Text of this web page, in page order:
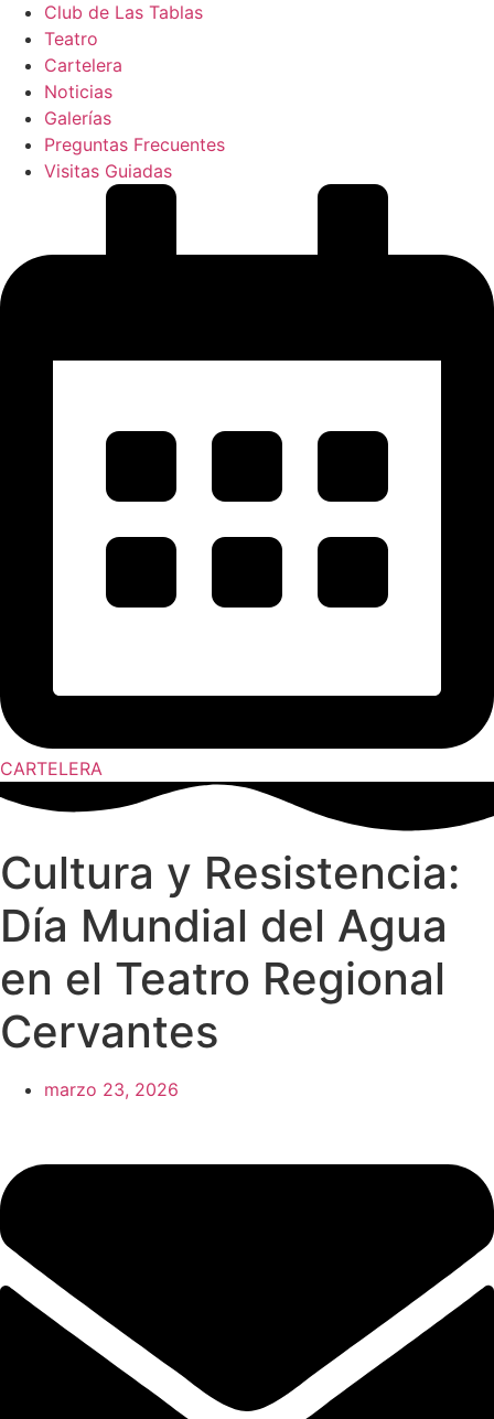
Club de Las Tablas
Teatro
Cartelera
Noticias
Galerías
Preguntas Frecuentes
Visitas Guiadas
CARTELERA
Cultura y Resistencia:
Día Mundial del Agua
en el Teatro Regional
Cervantes
marzo 23, 2026